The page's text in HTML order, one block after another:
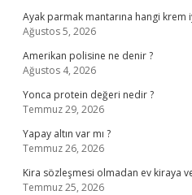
Ayak parmak mantarına hangi krem
Ağustos 5, 2026
Amerikan polisine ne denir ?
Ağustos 4, 2026
Yonca protein değeri nedir ?
Temmuz 29, 2026
Yapay altın var mı ?
Temmuz 26, 2026
Kira sözleşmesi olmadan ev kiraya
Temmuz 25, 2026